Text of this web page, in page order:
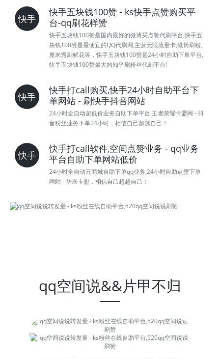
快手
快手五块钱100赞 - ks快手点赞购买平
台-qq刷花样赞
快手五块钱100赞是国内最好的微博买点赞代刷平台,快手五
块钱100赞是最便宜的QQ代刷网,主营无限流量卡,微博刷粉,
厘米秀刷鲜花等，快手五块钱100赞是24小时自助下单平台,
快手五块钱100赞最大的知乎刷粉丝代刷平台!
快手
快手打call购买,快手24小时自助平台下
单网站 - 刷快手抖音网站
24小时全自动超低价业务自助下单平台,王者荣耀卡盟网 - 抖
音粉丝业务下单24小时，相信自己超越自己！
快手
快手打call软件,空间点赞业务 - qq业务
平台自助下单网站低价
24小时全自动云商城自助下单qq业务,24小时自助点赞下单
网站 - 华辰卡盟，相信自己超越自己！
qq空间说&&片甲不归